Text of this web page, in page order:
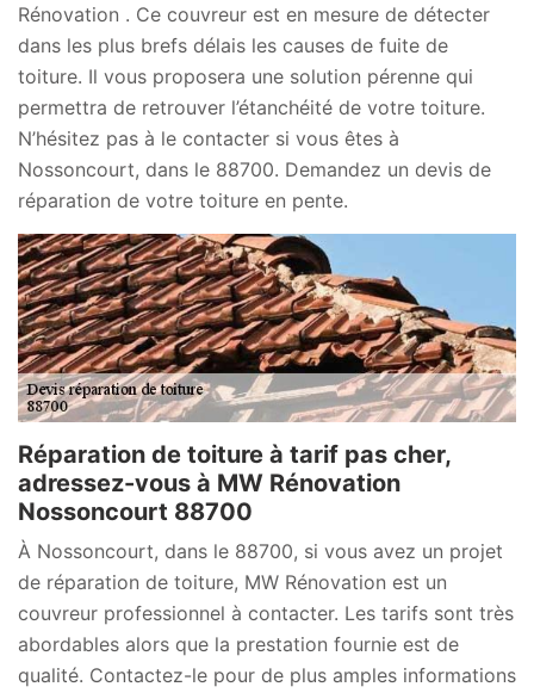
Rénovation . Ce couvreur est en mesure de détecter
dans les plus brefs délais les causes de fuite de
toiture. Il vous proposera une solution pérenne qui
permettra de retrouver l’étanchéité de votre toiture.
N’hésitez pas à le contacter si vous êtes à
Nossoncourt, dans le 88700. Demandez un devis de
réparation de votre toiture en pente.
Réparation de toiture à tarif pas cher,
adressez-vous à MW Rénovation
Nossoncourt 88700
À Nossoncourt, dans le 88700, si vous avez un projet
de réparation de toiture, MW Rénovation est un
couvreur professionnel à contacter. Les tarifs sont très
abordables alors que la prestation fournie est de
qualité. Contactez-le pour de plus amples informations